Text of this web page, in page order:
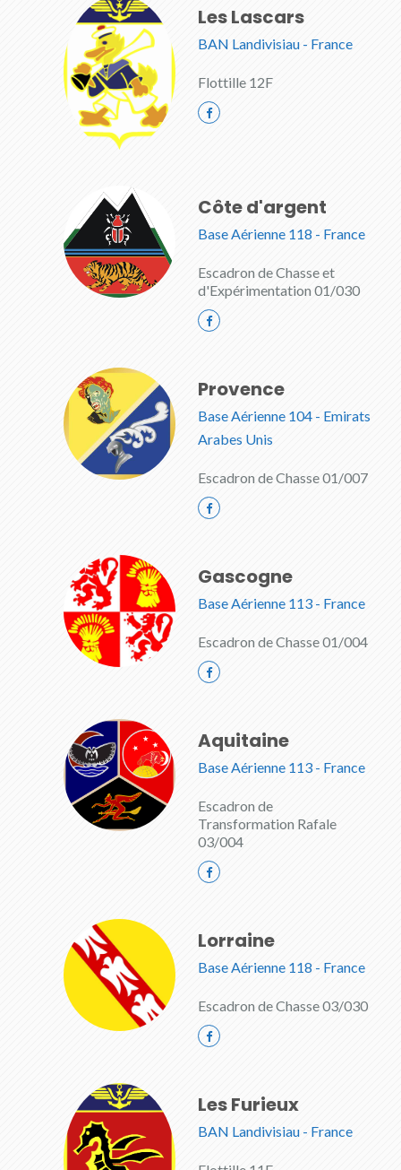
Les Lascars
BAN Landivisiau - France
Flottille 12F
Côte d'argent
Base Aérienne 118 - France
Escadron de Chasse et
d'Expérimentation 01/030
Provence
Base Aérienne 104 - Emirats
Arabes Unis
Escadron de Chasse 01/007
Gascogne
Base Aérienne 113 - France
Escadron de Chasse 01/004
Aquitaine
Base Aérienne 113 - France
Escadron de
Transformation Rafale
03/004
Lorraine
Base Aérienne 118 - France
Escadron de Chasse 03/030
Les Furieux
BAN Landivisiau - France